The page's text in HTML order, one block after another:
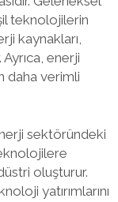
teknolojilerin
kaynakları,
enerji
daha verimli
sektöründeki
oluşturur.
yatırımlarını